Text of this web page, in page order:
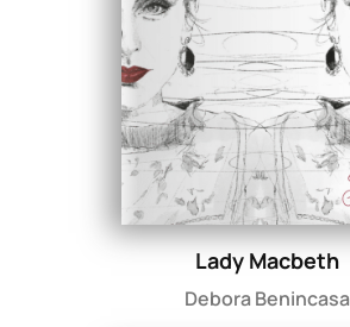
Lady Macbeth
Debora Benincasa